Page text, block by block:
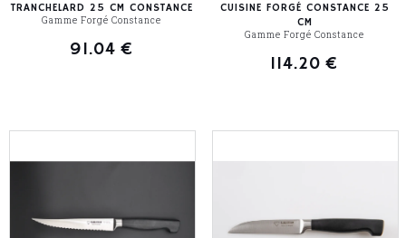
TRANCHELARD 25 CM CONSTANCE
Gamme Forgé Constance
91.04 €
CUISINE FORGÉ CONSTANCE 25
CM
Gamme Forgé Constance
114.20 €